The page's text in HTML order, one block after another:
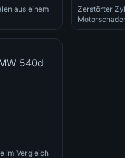
aus einem
Zerstörter
im Vergleich